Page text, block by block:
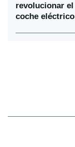
revolucionar el
coche eléctrico